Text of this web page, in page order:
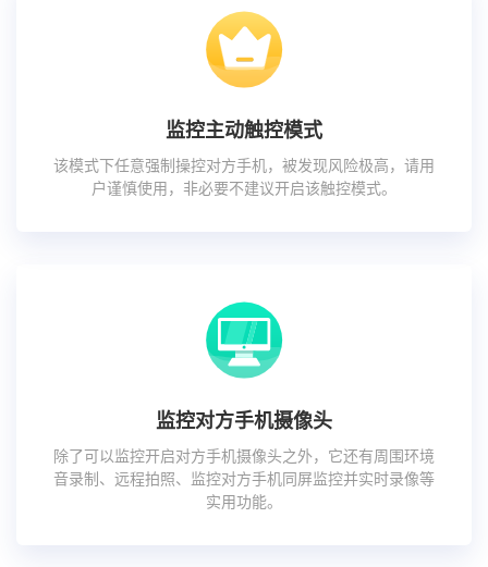
监控主动触控模式
该模式下任意强制操控对方手机，被发现风险极高，请用
户谨慎使用，非必要不建议开启该触控模式。
监控对方手机摄像头
除了可以监控开启对方手机摄像头之外，它还有周围环境
音录制、远程拍照、监控对方手机同屏监控并实时录像等
实用功能。